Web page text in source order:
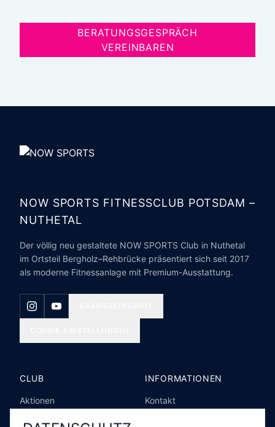
BERATUNGSGESPRÄCH
VEREINBAREN
NOW SPORTS FITNESSCLUB POTSDAM –
NUTHETAL
Der völlig neu gestaltete NOW SPORTS Club in Nuthetal
im Ortsteil Bergholz–Rehbrücke präsentiert sich seit 2017
als moderne Fitnessanlage mit Premium-Ausstattung.
CLUB
Aktionen
INFORMATIONEN
Kontakt